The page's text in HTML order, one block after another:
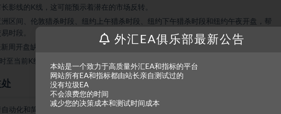
长影线的K线，这可能预示着潜在的市场反转。
洲区间、伦敦猎杀时段、纽约上午猎杀时段、纽约下午猎杀时段和纽约午夜开盘，帮
时段。
新周开盘缺口/新日开盘缺口，对于发现周度或日度开盘缺口很重要。
至当前K线收盘来辅助交易时机把握。
动化和简化市场分析过程。通过将广泛的分析工具和方法论整合到一个平台，交易
外汇EA俱乐部最新公告
本站是一个致力于高质量外汇EA和指标的平台
网站所有EA和指标都由站长亲自测试过的
没有垃圾EA
不会浪费您的时间
减少您的决策成本和测试时间成本